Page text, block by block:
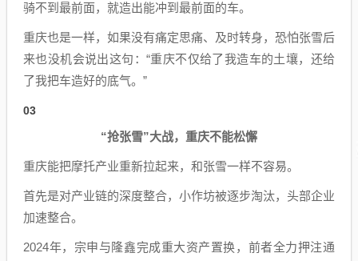
骑不到最前面，就造出能冲到最前面的车。
重庆也是一样，如果没有痛定思痛、及时转身，恐怕张雪后
来也没机会说出这句：“重庆不仅给了我造车的土壤，还给
了我把车造好的底气。”
03
“抢张雪”大战，重庆不能松懈
重庆能把摩托产业重新拉起来，和张雪一样不容易。
首先是对产业链的深度整合，小作坊被逐步淘汰，头部企业
加速整合。
2024年，宗申与隆鑫完成重大资产置换，前者全力押注通